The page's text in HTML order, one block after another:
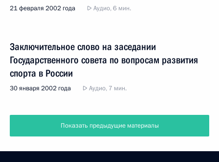
21 февраля 2002 года Аудио, 6 мин.
Заключительное слово на заседании
Государственного совета по вопросам развития
спорта в России
30 января 2002 года Аудио, 7 мин.
Показать предыдущие материалы